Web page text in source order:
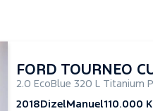
FORD TOURNEO
2.0 EcoBlue 320 L Titanium
2018DizelManuel110.000